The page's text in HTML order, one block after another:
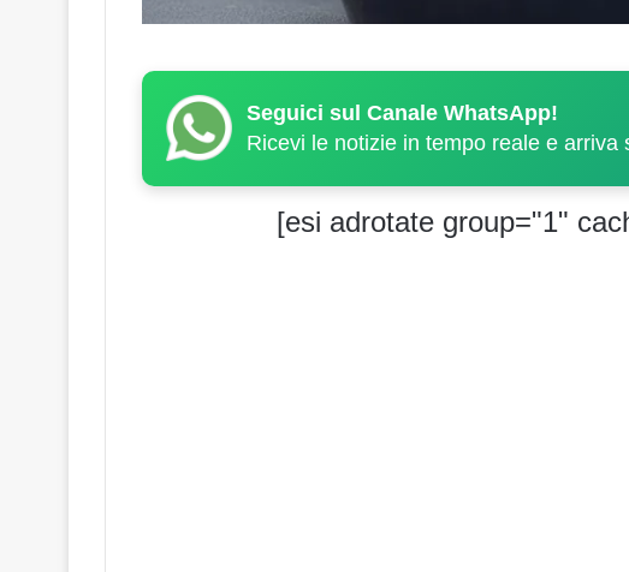
Seguici sul Canale WhatsApp!
Ricevi le notizie in tempo reale e arriva
[esi adrotate group="1"